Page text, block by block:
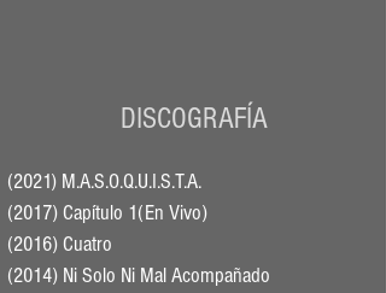
DISCOGRAFÍA
(2021) M.A.S.O.Q.U.I.S.T.A.
(2017) Capítulo 1(En Vivo)
(2016) Cuatro
(2014) Ni Solo Ni Mal Acompañado